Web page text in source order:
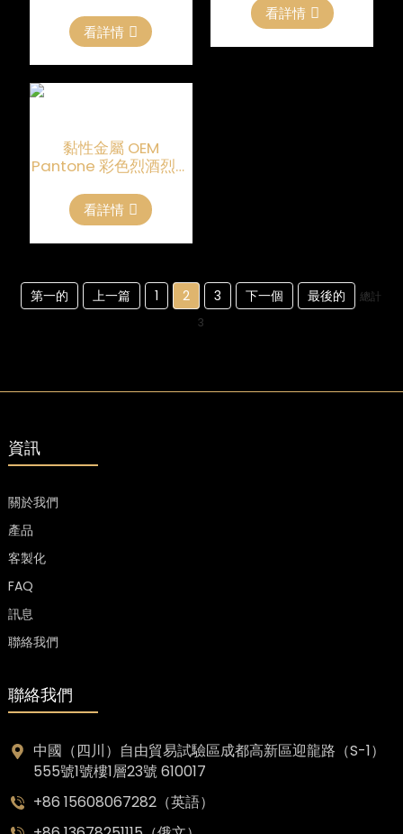
看詳情
看詳情
黏性金屬 OEM
Pantone 彩色烈酒烈酒
看詳情
第一的 上一篇 1 2 3 下一個 最後的
總計
3
資訊
關於我們
產品
客製化
FAQ
訊息
聯絡我們
聯絡我們
中國（四川）自由貿易試驗區成都高新區迎龍路（S-1）
555號1號樓1層23號 610017
+86 15608067282（英語）